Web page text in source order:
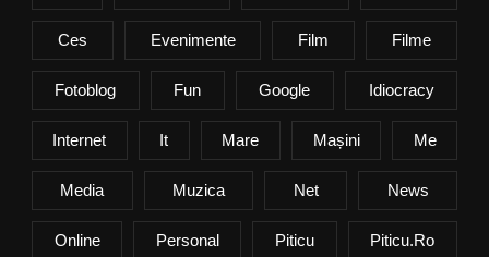
Ces Evenimente Film Filme
Fotoblog Fun Google Idiocracy
Internet It Mare Mașini Me
Media Muzica Net News
Online Personal Piticu Piticu.ro